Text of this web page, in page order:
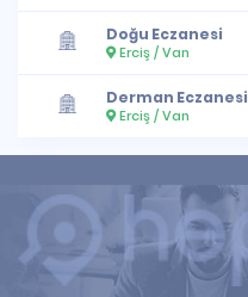
Doğu Eczanesi
Erciş / Van
Derman Eczanesi
Erciş / Van